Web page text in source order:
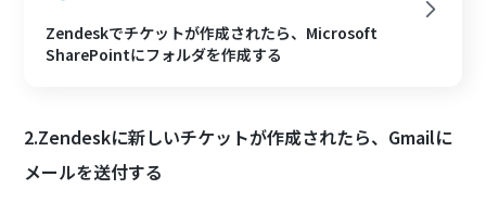
Zendeskでチケットが作成されたら、Microsoft
SharePointにフォルダを作成する
2.Zendeskに新しいチケットが作成されたら、Gmailに
メールを送付する